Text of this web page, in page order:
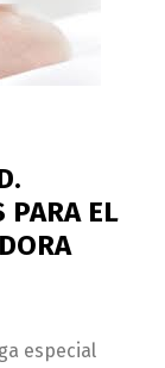
PARA EL
especial